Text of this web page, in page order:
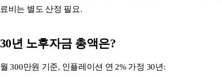
료비는 별도 산정 필요.
30년 노후자금 총액은?
월 300만원 기준, 인플레이션 연 2% 가정 30년: